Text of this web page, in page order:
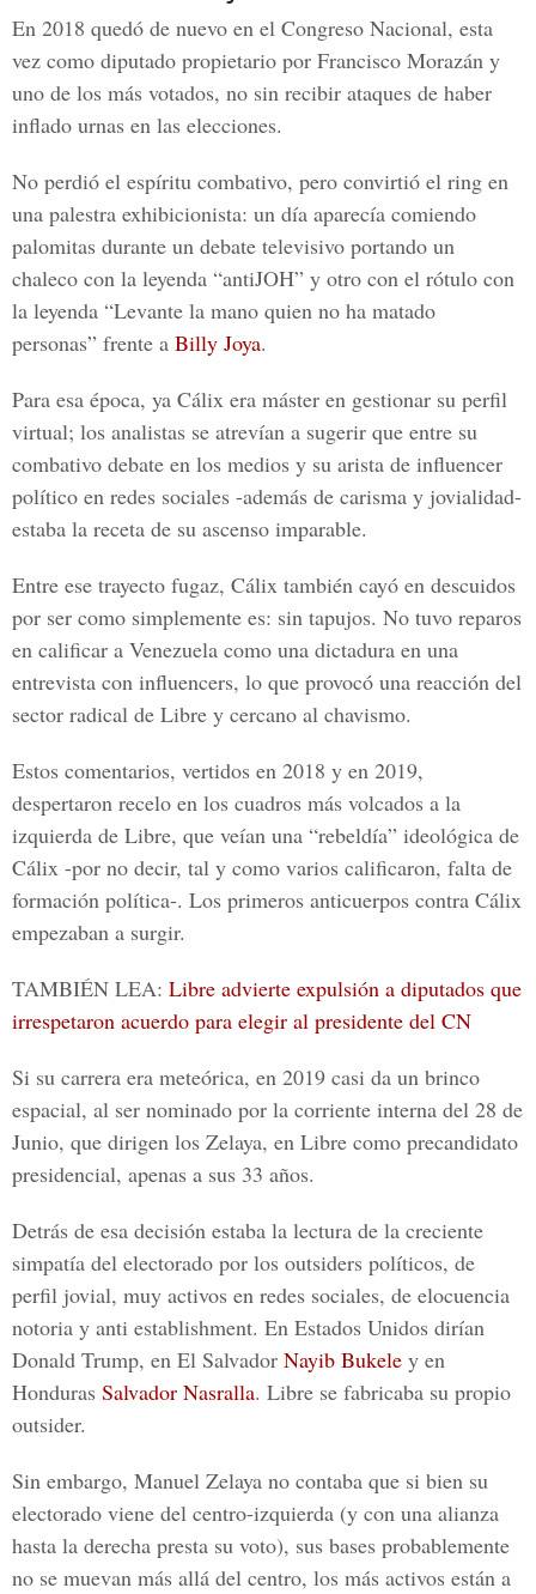
En 2018 quedó de nuevo en el Congreso Nacional, esta
vez como diputado propietario por Francisco Morazán y
uno de los más votados, no sin recibir ataques de haber
inflado urnas en las elecciones.
No perdió el espíritu combativo, pero convirtió el ring en
una palestra exhibicionista: un día aparecía comiendo
palomitas durante un debate televisivo portando un
chaleco con la leyenda “antiJOH” y otro con el rótulo con
la leyenda “Levante la mano quien no ha matado
personas” frente a Billy Joya.
Para esa época, ya Cálix era máster en gestionar su perfil
virtual; los analistas se atrevían a sugerir que entre su
combativo debate en los medios y su arista de influencer
político en redes sociales -además de carisma y jovialidad-
estaba la receta de su ascenso imparable.
Entre ese trayecto fugaz, Cálix también cayó en descuidos
por ser como simplemente es: sin tapujos. No tuvo reparos
en calificar a Venezuela como una dictadura en una
entrevista con influencers, lo que provocó una reacción del
sector radical de Libre y cercano al chavismo.
Estos comentarios, vertidos en 2018 y en 2019,
despertaron recelo en los cuadros más volcados a la
izquierda de Libre, que veían una “rebeldía” ideológica de
Cálix -por no decir, tal y como varios calificaron, falta de
formación política-. Los primeros anticuerpos contra Cálix
empezaban a surgir.
TAMBIÉN LEA: Libre advierte expulsión a diputados que
irrespetaron acuerdo para elegir al presidente del CN
Si su carrera era meteórica, en 2019 casi da un brinco
espacial, al ser nominado por la corriente interna del 28 de
Junio, que dirigen los Zelaya, en Libre como precandidato
presidencial, apenas a sus 33 años.
Detrás de esa decisión estaba la lectura de la creciente
simpatía del electorado por los outsiders políticos, de
perfil jovial, muy activos en redes sociales, de elocuencia
notoria y anti establishment. En Estados Unidos dirían
Donald Trump, en El Salvador Nayib Bukele y en
Honduras Salvador Nasralla. Libre se fabricaba su propio
outsider.
Sin embargo, Manuel Zelaya no contaba que si bien su
electorado viene del centro-izquierda (y con una alianza
hasta la derecha presta su voto), sus bases probablemente
no se muevan más allá del centro, los más activos están a